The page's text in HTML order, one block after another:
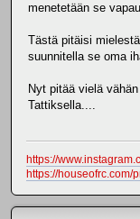
menetetään se
Tästä pitäisi
suunnitella se oma
Nyt pitää vielä
Tattiksella....
https://
https://houseofrc.com/